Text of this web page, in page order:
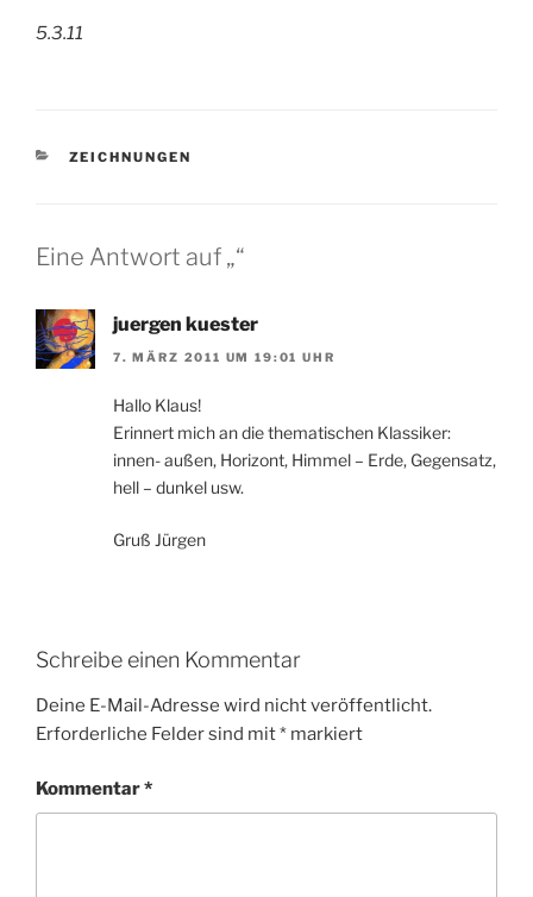
5.3.11
KATEGORIEN
ZEICHNUNGEN
Eine Antwort auf „“
juergen kuester
7. MÄRZ 2011 UM 19:01 UHR
Hallo Klaus!
Erinnert mich an die thematischen Klassiker:
innen- außen, Horizont, Himmel – Erde, Gegensatz,
hell – dunkel usw.
Gruß Jürgen
Schreibe einen Kommentar
Deine E-Mail-Adresse wird nicht veröffentlicht.
Erforderliche Felder sind mit* markiert
Kommentar*